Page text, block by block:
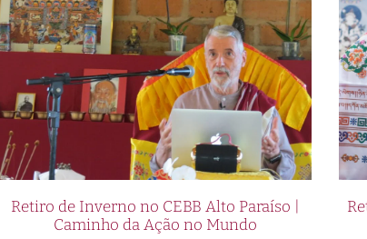
Retiro de Inverno no CEBB Alto Paraíso |
Caminho da Ação no Mundo